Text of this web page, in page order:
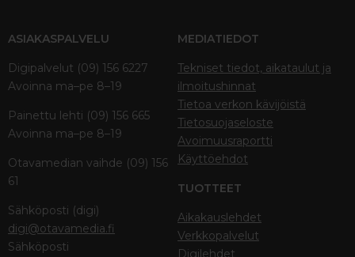
ASIAKASPALVELU
Digipalvelut (09) 156 6227
Avoinna ma–pe 8–19
Painettu lehti (09) 156 665
Avoinna ma–pe 8–19
Otavamedian vaihde (09) 156
61
Sähköposti (digi)
digi@otavamedia.fi
Sähköposti
MEDIATIEDOT
Tekniset tiedot, aikataulut ja
ilmoitushinnat
Tietoa verkon kävijöistä
Tietosuojaseloste
Avoimuusraportti
Käyttöehdot
TUOTTEET
Aikakauslehdet
Verkkopalvelut
Digilehdet